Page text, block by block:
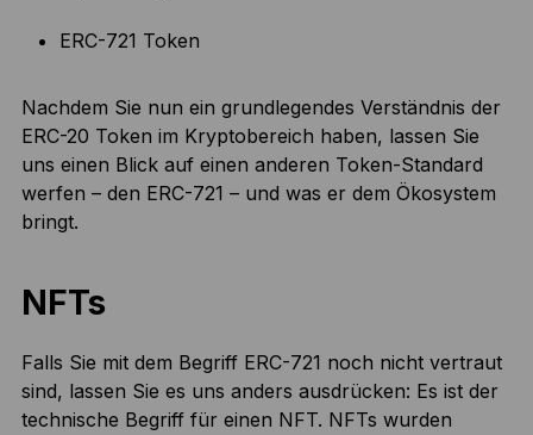
ERC-721 Token
Nachdem Sie nun ein grundlegendes Verständnis der
ERC-20 Token im Kryptobereich haben, lassen Sie
uns einen Blick auf einen anderen Token-Standard
werfen – den ERC-721 – und was er dem Ökosystem
bringt.
NFTs
Falls Sie mit dem Begriff ERC-721 noch nicht vertraut
sind, lassen Sie es uns anders ausdrücken: Es ist der
technische Begriff für einen NFT. NFTs wurden